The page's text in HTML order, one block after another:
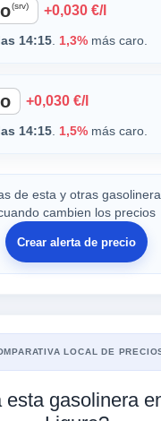
(srv) +0,030 €/l
14:15. 1,3%más caro.
+0,030 €/l
14:15. 1,5%más caro.
de esta y otras
cambien los precios
Crear alerta de precio
LOCAL DE
esta gasolinera